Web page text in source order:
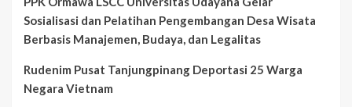
Sosialisasi dan Pelatihan Pengembangan Desa Wisata
Berbasis Manajemen, Budaya, dan Legalitas
Rudenim Pusat Tanjungpinang Deportasi 25 Warga
Negara Vietnam